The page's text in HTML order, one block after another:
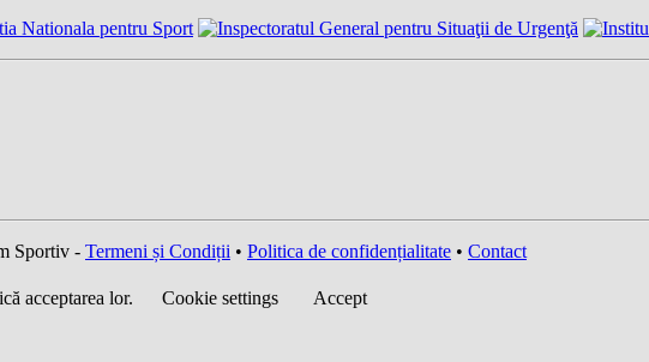
Sportiv - Termeni și Condiții • Politica de confidențialitate • Contact
acceptarea lor. Cookie settings Accept